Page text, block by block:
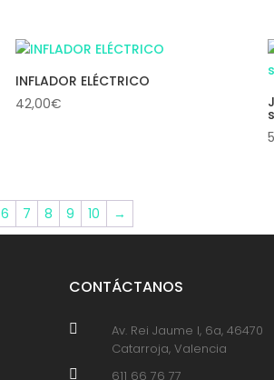
INFLADOR ELÉCTRICO
42,00€
6 7 8 9 10 →
CONTÁCTANOS

Av. Rei Jaume I, 6a, 46470
Catarroja, Valencia
 611 66 76 77